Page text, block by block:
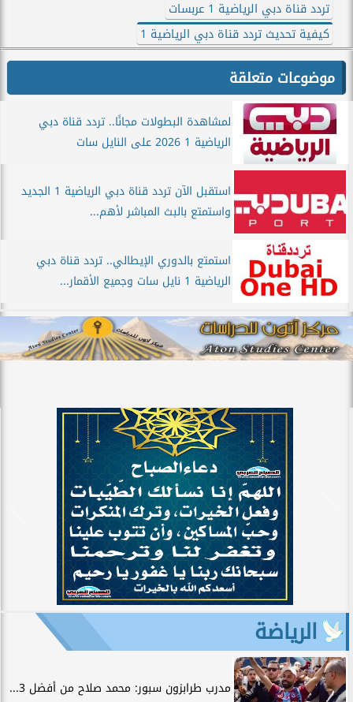
تردد قناة دبي الرياضية 1 عربسات
كيفية تحديث تردد قناة دبي الرياضية 1
موضوعات متعلقة
لمشاهدة البطولات مجانًا.. تردد قناة دبي
الرياضية 1 2026 على النايل سات
استقبل الآن تردد قناة دبي الرياضية 1 الجديد
واستمتع بالبث المباشر لأهم...
استمتع بالدوري الإيطالي.. تردد قناة دبي
الرياضية 1 نايل سات وجميع الأقمار...
الرياضة
مدرب طرابزون سبور: محمد صلاح من أفضل 3...